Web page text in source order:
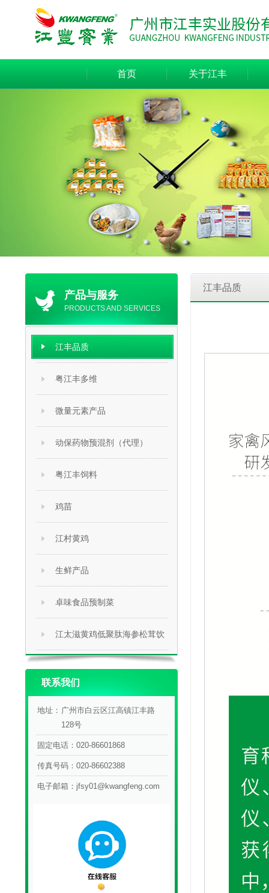
首页 关于江丰
产品与服务
PRODUCTS AND SERVICES
江丰品质
粤江丰多维
微量元素产品
动保药物预混剂（代理）
粤江丰饲料
鸡苗
江村黄鸡
生鲜产品
卓味食品预制菜
江太滋黄鸡低聚肽海参松茸饮
联系我们
地址： 广州市白云区江高镇江丰路
128号
固定电话： 020-86601868
传真号码： 020-86602388
电子邮箱： jfsy01@kwangfeng.com
江丰品质